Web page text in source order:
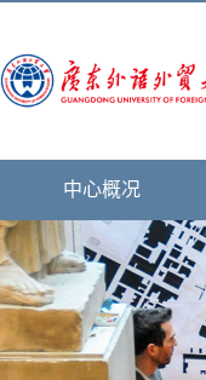
中心概况